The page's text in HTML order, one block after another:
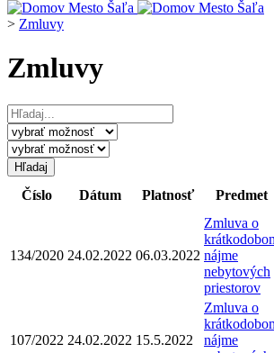
> Zmluvy
Zmluvy
Číslo Dátum Platnosť Predmet
134/2020 24.02.2022 06.03.2022
Zmluva o
nájme
nebytových
priestorov
107/2022 24.02.2022 15.5.2022
Zmluva o
nájme